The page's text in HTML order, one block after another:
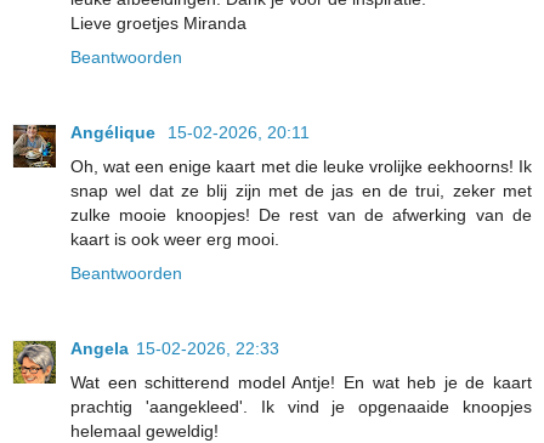
Lieve groetjes Miranda
Beantwoorden
Angélique
15-02-2026, 20:11
Oh, wat een enige kaart met die leuke vrolijke eekhoorns! Ik
snap wel dat ze blij zijn met de jas en de trui, zeker met
zulke mooie knoopjes! De rest van de afwerking van de
kaart is ook weer erg mooi.
Beantwoorden
Angela 15-02-2026, 22:33
Wat een schitterend model Antje! En wat heb je de kaart
prachtig 'aangekleed'. Ik vind je opgenaaide knoopjes
helemaal geweldig!